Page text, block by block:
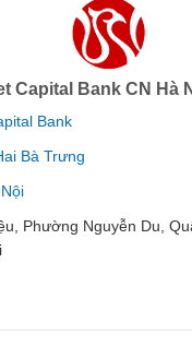
Capital Bank CN Hà
Bank
Bà Trưng
Phường Nguyễn Du,